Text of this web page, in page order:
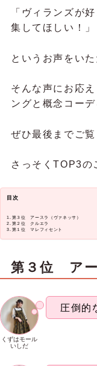
セスを大調査！！今までも数々のコ
タッフの中にもファンがいっぱいで...
「ヴィランズが
集してほしい！」
というお声をい
そんな声にお応
ングと概念コー
ぜひ最後までご
さっそくTOP3の
目次
第３位 アースラ（ヴァネッサ）
第２位 クルエラ
第１位 マレフィセント
第３位 アー
くずはモール
いしだ
圧倒的